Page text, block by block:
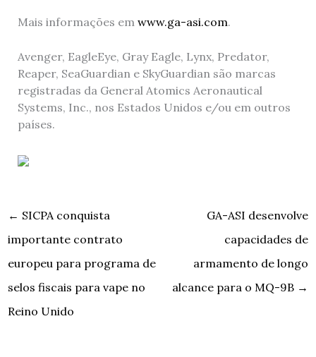
Mais informações em www.ga-asi.com.
Avenger, EagleEye, Gray Eagle, Lynx, Predator,
Reaper, SeaGuardian e SkyGuardian são marcas
registradas da General Atomics Aeronautical
Systems, Inc., nos Estados Unidos e/ou em outros
países.
← SICPA conquista
importante contrato
europeu para programa de
selos fiscais para vape no
Reino Unido
GA-ASI desenvolve
capacidades de
armamento de longo
alcance para o MQ-9B →